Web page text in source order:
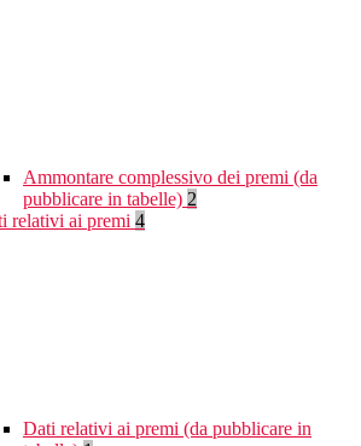
Ammontare complessivo dei premi (da
pubblicare in tabelle) 2
relativi ai premi 4
Dati relativi ai premi (da pubblicare in